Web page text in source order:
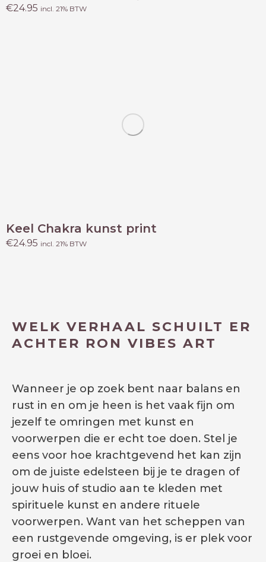
€24.95 incl. 21% BTW
Keel Chakra kunst print
€24.95 incl. 21% BTW
WELK VERHAAL SCHUILT ER
ACHTER RON VIBES ART
Wanneer je op zoek bent naar balans en
rust in en om je heen is het vaak fijn om
jezelf te omringen met kunst en
voorwerpen die er echt toe doen. Stel je
eens voor hoe krachtgevend het kan zijn
om de juiste edelsteen bij je te dragen of
jouw huis of studio aan te kleden met
spirituele kunst en andere rituele
voorwerpen. Want van het scheppen van
een rustgevende omgeving, is er plek voor
groei en bloei.